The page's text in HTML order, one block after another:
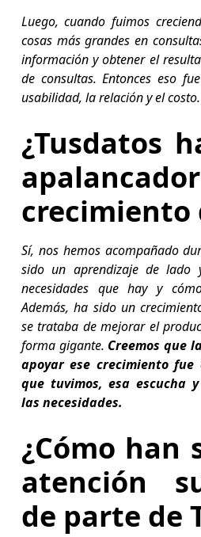
Luego, cuando fuimos
cosas más grandes en
información y obtener el
de consultas. Entonces eso
usabilidad, la relación y el costo.
¿Tusdatos
crecimiento
Sí, nos hemos acompañado
sido un aprendizaje de lado
necesidades que hay y
Además, ha sido un
se trataba de mejorar el
forma gigante. Creemos que
apoyar ese crecimiento fue
que tuvimos, esa escucha
las necesidades.
¿Cómo han
atención
de parte de